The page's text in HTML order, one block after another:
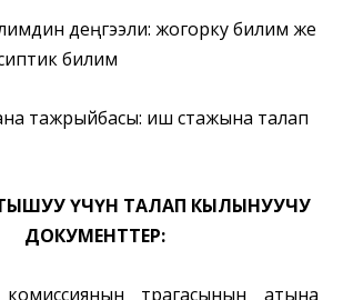
деңгээли:жогорку билим же
билим
тажрыйбасы: иш стажына талап
ҮЧҮН ТАЛАП КЫЛЫНУУЧУ
ДОКУМЕНТТЕР:
комиссиянын төрагасынын атына